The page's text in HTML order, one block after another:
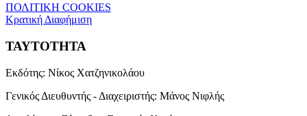
ΠΟΛΙΤΙΚΗ COOKIES
Κρατική Διαφήμιση
ΤΑΥΤΟΤΗΤΑ
Εκδότης: Νίκος Χατζηνικολάου
Γενικός Διευθυντής - Διαχειριστής: Μάνος Νιφλής